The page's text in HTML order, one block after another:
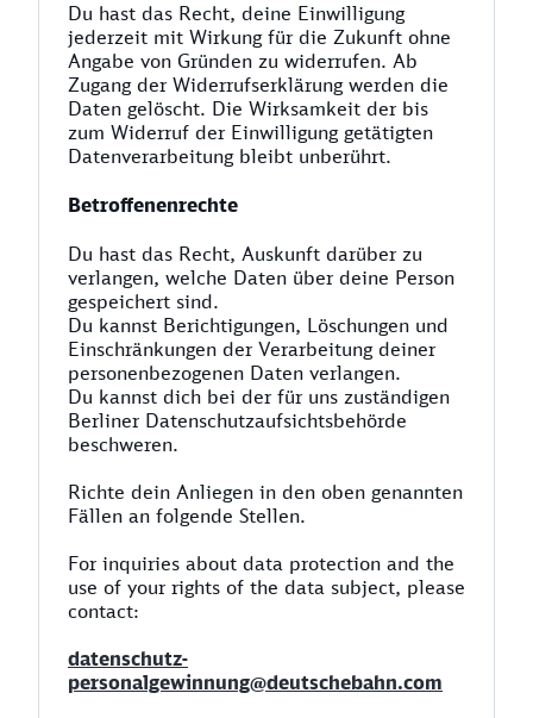
Du hast das Recht, deine Einwilligung
jederzeit mit Wirkung für die Zukunft ohne
Angabe von Gründen zu widerrufen. Ab
Zugang der Widerrufserklärung werden die
Daten gelöscht. Die Wirksamkeit der bis
zum Widerruf der Einwilligung getätigten
Datenverarbeitung bleibt unberührt.
Betroffenenrechte
Du hast das Recht, Auskunft darüber zu
verlangen, welche Daten über deine Person
gespeichert sind.
Du kannst Berichtigungen, Löschungen und
Einschränkungen der Verarbeitung deiner
personenbezogenen Daten verlangen.
Du kannst dich bei der für uns zuständigen
Berliner Datenschutzaufsichtsbehörde
beschweren.
Richte dein Anliegen in den oben genannten
Fällen an folgende Stellen.
For inquiries about data protection and the
use of your rights of the data subject, please
contact:
datenschutz-
personalgewinnung@deutschebahn.com